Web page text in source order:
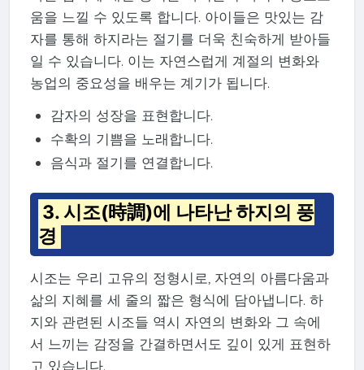
움을 느낄 수 있도록 합니다. 아이들은 맛있는 감
자를 통해 하지라는 절기를 더욱 친숙하게 받아들
일 수 있습니다. 이는 자연스럽게 계절의 변화와
농업의 중요성을 배우는 계기가 됩니다.
감자의 성장을 표현합니다.
수확의 기쁨을 노래합니다.
음식과 절기를 연결합니다.
3. 시조(時調)에 나타난 하지의 풍
경
시조는 우리 고유의 정형시로, 자연의 아름다움과
삶의 지혜를 세 줄의 짧은 형식에 담아냅니다. 하
지와 관련된 시조들 역시 자연의 변화와 그 속에
서 느끼는 감정을 간결하면서도 깊이 있게 표현하
고 있습니다.